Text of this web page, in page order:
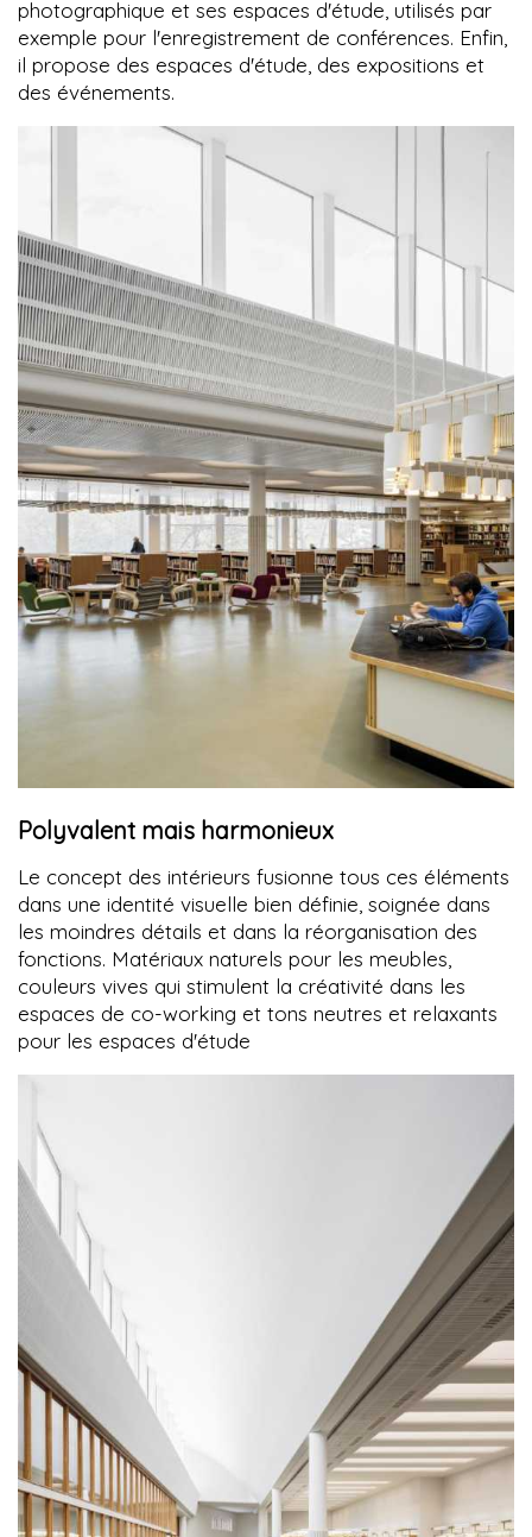
photographique et ses espaces d'étude, utilisés par
exemple pour l'enregistrement de conférences. Enfin,
il propose des espaces d'étude, des expositions et
des événements.
Polyvalent mais harmonieux
Le concept des intérieurs fusionne tous ces éléments
dans une identité visuelle bien définie, soignée dans
les moindres détails et dans la réorganisation des
fonctions. Matériaux naturels pour les meubles,
couleurs vives qui stimulent la créativité dans les
espaces de co-working et tons neutres et relaxants
pour les espaces d'étude